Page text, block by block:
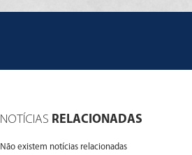
NOTÍCIAS RELACIONADAS
Não existem notícias relacionadas